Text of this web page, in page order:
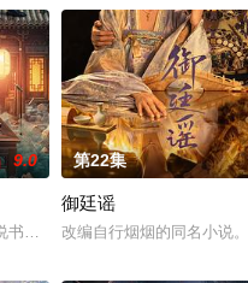
9.0
班子，偶遇“白天人住屋，晚上
第22集
御廷谣
改编自行烟烟的同名小说